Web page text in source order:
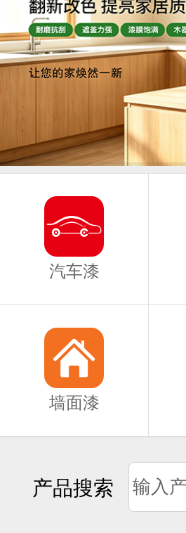
汽车漆
墙面漆
产品搜索